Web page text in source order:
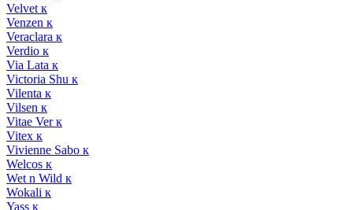
Velvet к
Venzen к
Veraclara к
Verdio к
Via Lata к
Victoria Shu к
Vilenta к
Vilsen к
Vitae Ver к
Vitex к
Vivienne Sabo к
Welcos к
Wet n Wild к
Wokali к
Yass к